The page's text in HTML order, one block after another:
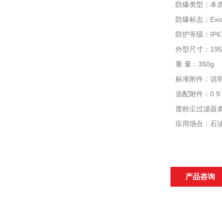
防爆类型：本
防爆标志：
防护等级：
外型尺寸：
重 量：350g
标准附件：说
选配附件：
度粉尘过滤器
应用场合：石
产品咨询